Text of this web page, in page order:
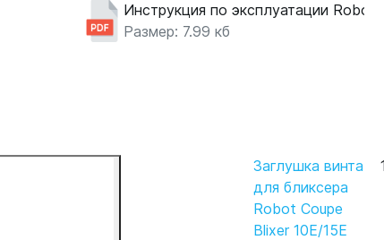
Инструкция по эксплуатации
Размер: 7.99 кб
Заглушка винта
для бликсера
Robot Coupe
Blixer 10E/15Е